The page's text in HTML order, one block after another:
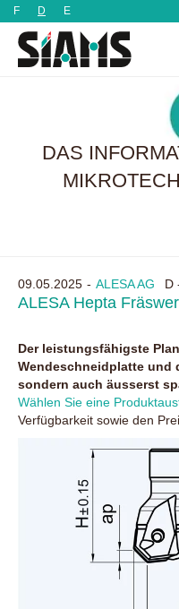
F D E
DAS
09.05.2025 ALESA AG D
ALESA Hepta
Der leistungsfähigste
Wendeschneidplatte
sondern auch äusserst
Wählen Sie eine
Verfügbarkeit sowie den
Cookie-Einstellungen